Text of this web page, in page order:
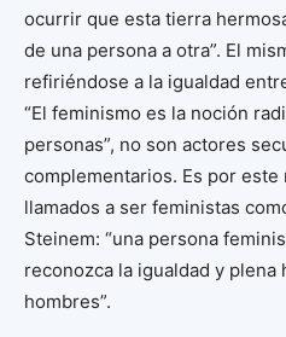
ocurrir que esta tierra
de una persona a otra”. El
refiriéndose a la igualdad
“El feminismo es la noción
personas”, no son actores
complementarios. Es por
llamados a ser feministas
Steinem: “una persona
reconozca la igualdad y
hombres”.